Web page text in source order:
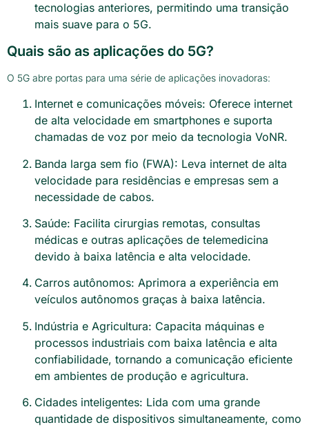
tecnologias anteriores, permitindo uma transição
mais suave para o 5G.
Quais são as aplicações do 5G?
O 5G abre portas para uma série de aplicações inovadoras:
Internet e comunicações móveis: Oferece internet
de alta velocidade em smartphones e suporta
chamadas de voz por meio da tecnologia VoNR.
Banda larga sem fio (FWA): Leva internet de alta
velocidade para residências e empresas sem a
necessidade de cabos.
Saúde: Facilita cirurgias remotas, consultas
médicas e outras aplicações de telemedicina
devido à baixa latência e alta velocidade.
Carros autônomos: Aprimora a experiência em
veículos autônomos graças à baixa latência.
Indústria e Agricultura: Capacita máquinas e
processos industriais com baixa latência e alta
confiabilidade, tornando a comunicação eficiente
em ambientes de produção e agricultura.
Cidades inteligentes: Lida com uma grande
quantidade de dispositivos simultaneamente, como